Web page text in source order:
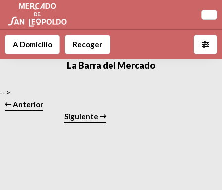
A Domicilio Recoger
La Barra del Mercado
-->
Anterior
Siguiente